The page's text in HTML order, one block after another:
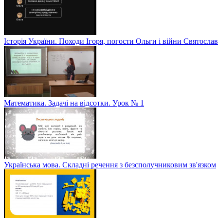
Історія України. Походи Ігоря, погости Ольги і війни
Математика. Задачі на відсотки. Урок № 1
Українська мова. Складні речення з безсполучниковим зв'язком